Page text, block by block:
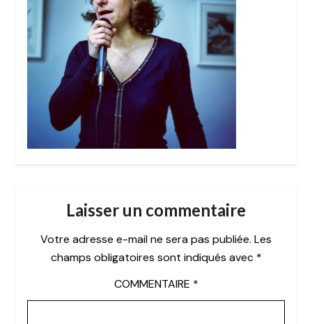
Laisser un commentaire
Votre adresse e-mail ne sera pas publiée. Les
champs obligatoires sont indiqués avec *
COMMENTAIRE *